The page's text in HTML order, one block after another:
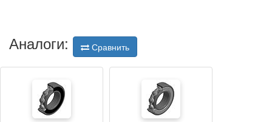
Аналоги: Сравнить